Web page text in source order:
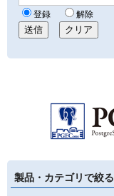
製品・カテゴリで絞る